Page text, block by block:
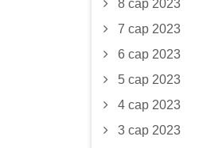
8 сар 2023
7 сар 2023
6 сар 2023
5 сар 2023
4 сар 2023
3 сар 2023